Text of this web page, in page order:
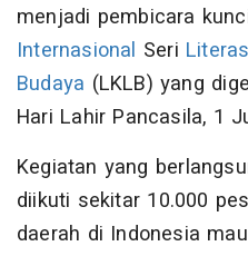
menjadi pembicara
Internasional Seri
Budaya (LKLB) yang
Hari Lahir Pancasila, 1
Kegiatan yang
diikuti sekitar 10.000
daerah di Indonesia